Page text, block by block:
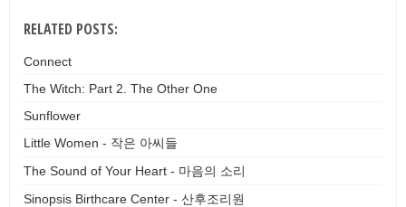
RELATED POSTS:
Connect
The Witch: Part 2. The Other One
Sunflower
Little Women - 작은 아씨들
The Sound of Your Heart - 마음의 소리
Sinopsis Birthcare Center - 산후조리원